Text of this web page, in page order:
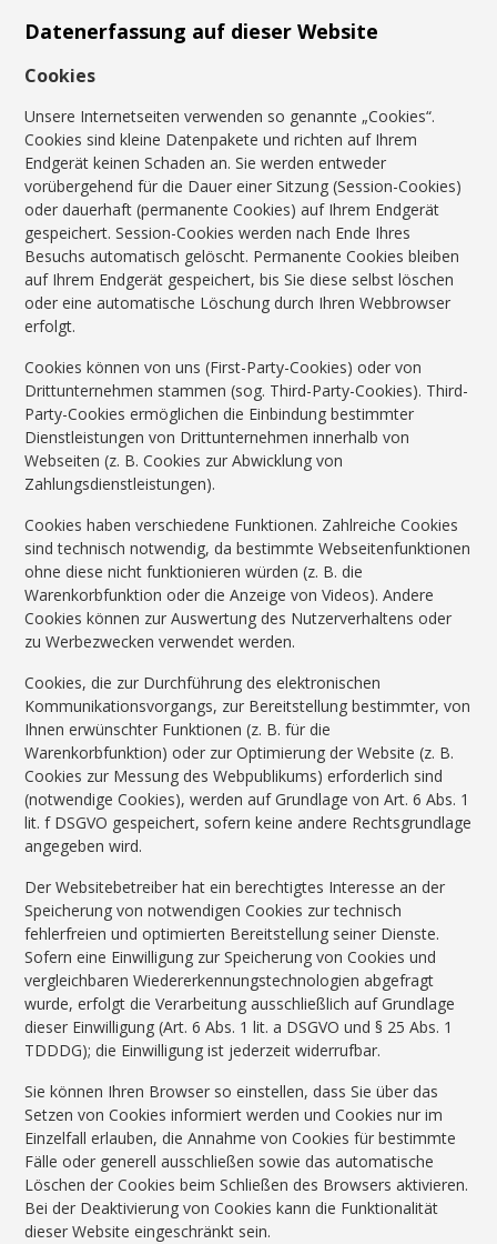
Datenerfassung auf dieser Website
Cookies
Unsere Internetseiten verwenden so genannte „Cookies“.
Cookies sind kleine Datenpakete und richten auf Ihrem
Endgerät keinen Schaden an. Sie werden entweder
vorübergehend für die Dauer einer Sitzung (Session-Cookies)
oder dauerhaft (permanente Cookies) auf Ihrem Endgerät
gespeichert. Session-Cookies werden nach Ende Ihres
Besuchs automatisch gelöscht. Permanente Cookies bleiben
auf Ihrem Endgerät gespeichert, bis Sie diese selbst löschen
oder eine automatische Löschung durch Ihren Webbrowser
erfolgt.
Cookies können von uns (First-Party-Cookies) oder von
Drittunternehmen stammen (sog. Third-Party-Cookies). Third-
Party-Cookies ermöglichen die Einbindung bestimmter
Dienstleistungen von Drittunternehmen innerhalb von
Webseiten (z. B. Cookies zur Abwicklung von
Zahlungsdienstleistungen).
Cookies haben verschiedene Funktionen. Zahlreiche Cookies
sind technisch notwendig, da bestimmte Webseitenfunktionen
ohne diese nicht funktionieren würden (z. B. die
Warenkorbfunktion oder die Anzeige von Videos). Andere
Cookies können zur Auswertung des Nutzerverhaltens oder
zu Werbezwecken verwendet werden.
Cookies, die zur Durchführung des elektronischen
Kommunikationsvorgangs, zur Bereitstellung bestimmter, von
Ihnen erwünschter Funktionen (z. B. für die
Warenkorbfunktion) oder zur Optimierung der Website (z. B.
Cookies zur Messung des Webpublikums) erforderlich sind
(notwendige Cookies), werden auf Grundlage von Art. 6 Abs. 1
lit. f DSGVO gespeichert, sofern keine andere Rechtsgrundlage
angegeben wird.
Der Websitebetreiber hat ein berechtigtes Interesse an der
Speicherung von notwendigen Cookies zur technisch
fehlerfreien und optimierten Bereitstellung seiner Dienste.
Sofern eine Einwilligung zur Speicherung von Cookies und
vergleichbaren Wiedererkennungstechnologien abgefragt
wurde, erfolgt die Verarbeitung ausschließlich auf Grundlage
dieser Einwilligung (Art. 6 Abs. 1 lit. a DSGVO und § 25 Abs. 1
TDDDG); die Einwilligung ist jederzeit widerrufbar.
Sie können Ihren Browser so einstellen, dass Sie über das
Setzen von Cookies informiert werden und Cookies nur im
Einzelfall erlauben, die Annahme von Cookies für bestimmte
Fälle oder generell ausschließen sowie das automatische
Löschen der Cookies beim Schließen des Browsers aktivieren.
Bei der Deaktivierung von Cookies kann die Funktionalität
dieser Website eingeschränkt sein.